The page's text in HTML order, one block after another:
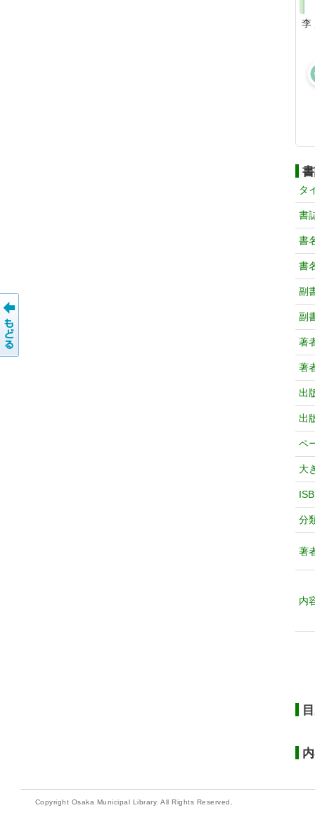
李
タ
書
書
書
副
副
著
著
出
出
ペ
大
分
著
内
Copyright Osaka Municipal Library. All Rights Reserved.